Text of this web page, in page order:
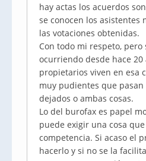
hay actas los acuerdos
se conocen los asistentes
las votaciones obtenidas.
Con todo mi respeto, pero
ocurriendo desde hace
propietarios viven en esa
muy pudientes que pasan
dejados o ambas cosas.
Lo del burofax es papel
puede exigir una cosa
competencia. Si acaso el
hacerlo y si no se la